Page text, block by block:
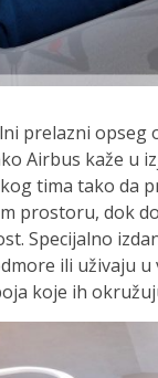
prelazni opseg
Airbus kaže u
tima tako da
prostoru, dok
Specijalno
ili uživaju
koje ih